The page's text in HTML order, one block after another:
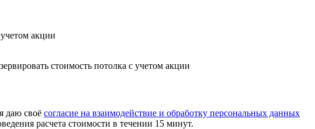
акции
стоимость потолка с учетом акции
даю своё согласие на взаимодействие и обработку персональных данных
расчета стоимости в течении 15 минут.